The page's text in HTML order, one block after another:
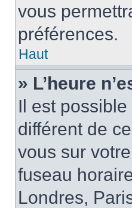
vous
préférences.
Haut
» L’heure
Il est
différent de
vous sur
fuseau
Londres,